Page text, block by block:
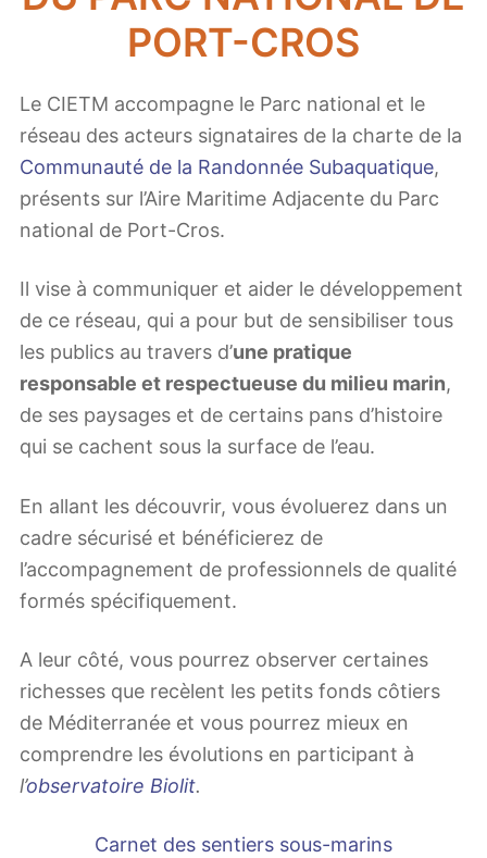
PORT-CROS
Le CIETM accompagne le Parc national et le
réseau des acteurs signataires de la charte de la
Communauté de la Randonnée Subaquatique,
présents sur l’Aire Maritime Adjacente du Parc
national de Port-Cros.
Il vise à communiquer et aider le développement
de ce réseau, qui a pour but de sensibiliser tous
les publics au travers d’une pratique
responsable et respectueuse du milieu marin,
de ses paysages et de certains pans d’histoire
qui se cachent sous la surface de l’eau.
En allant les découvrir, vous évoluerez dans un
cadre sécurisé et bénéficierez de
l’accompagnement de professionnels de qualité
formés spécifiquement.
A leur côté, vous pourrez observer certaines
richesses que recèlent les petits fonds côtiers
de Méditerranée et vous pourrez mieux en
comprendre les évolutions en participant à
l’observatoire Biolit.
Carnet des sentiers sous-marins